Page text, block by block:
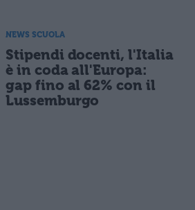
NEWS SCUOLA
Stipendi docenti, l'Italia
è in coda all'Europa:
gap fino al 62% con il
Lussemburgo